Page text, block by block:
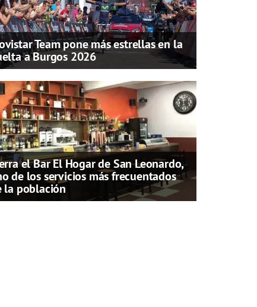
Team pone más estrellas en la
a Burgos 2026
el Bar El Hogar de San Leonardo,
de los servicios más frecuentados
la población